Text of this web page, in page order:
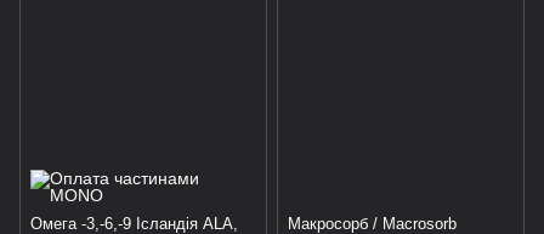
Омега -3,-6,-9 Ісландія ALA,
Макросорб / Macrosorb